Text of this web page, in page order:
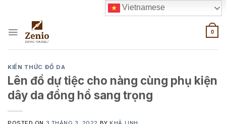
content
0
KIẾN THỨC ĐỒ DA
Lên đồ dự tiệc cho nàng cùng phụ kiện
dây da đồng hồ sang trọng
Vietnamese